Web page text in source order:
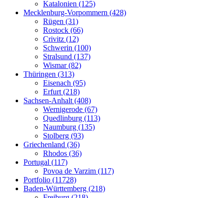
Katalonien (125)
Mecklenburg-Vorpommern (428)
Rügen (31)
Rostock (66)
Crivitz (12)
Schwerin (100)
Stralsund (137)
Wismar (82)
Thüringen (313)
Eisenach (95)
Erfurt (218)
Sachsen-Anhalt (408)
Wernigerode (67)
Quedlinburg (113)
Naumburg (135)
Stolberg (93)
Griechenland (36)
Rhodos (36)
Portugal (117)
Povoa de Varzim (117)
Portfolio (11728)
Baden-Württemberg (218)